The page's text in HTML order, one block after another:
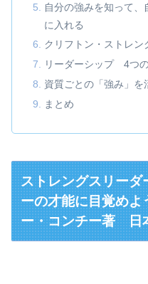
自分の強みを知って
に入れる
クリフトン・ストレン
リーダーシップ 4つ
資質ごとの「強み」を
まとめ
ストレングスリーダ
ーの才能に目覚めよ
ー・コンチー著 日